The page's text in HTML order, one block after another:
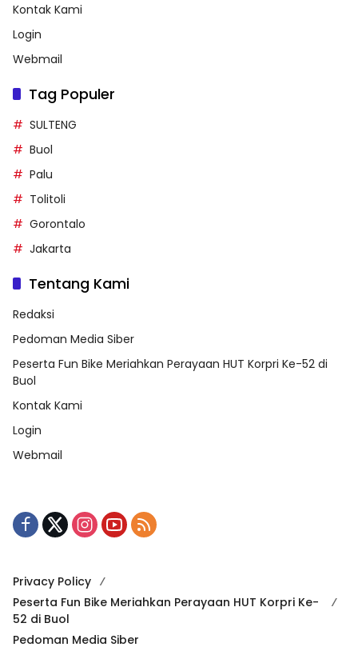
Kontak Kami
Login
Webmail
Tag Populer
SULTENG
Buol
Palu
Tolitoli
Gorontalo
Jakarta
Tentang Kami
Redaksi
Pedoman Media Siber
Peserta Fun Bike Meriahkan Perayaan HUT Korpri Ke-52 di
Buol
Kontak Kami
Login
Webmail
Privacy Policy
Peserta Fun Bike Meriahkan Perayaan HUT Korpri Ke-
52 di Buol
Pedoman Media Siber